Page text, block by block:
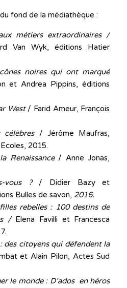
fond de la médiathèque :
métiers extraordinaires /
Van Wyk, éditions Hatier
noires qui ont marqué
et Andrea Pippins, éditions
West/ Farid Ameur, François
célèbres/ Jérôme Maufras,
2015.
Renaissance/ Anne Jonas,
vous ?/ Didier Bazy et
Bulles de savon, 2016.
rebelles : 100 destins de
/Elena Favilli et Francesca
des citoyens qui défendent la
et Alain Pilon, Actes Sud
le monde : D’ados en héros